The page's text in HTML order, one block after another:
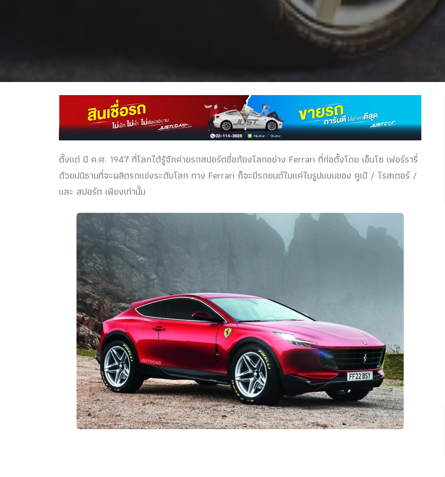
ตั้งแต่ ปี ค.ศ. 1947 ที่โลกได้รู้จักค่ายรถสปอร์ตชื่อก้องโลกอย่าง Ferrari ที่ก่อตั้งโดย เอ็นโซ เฟอร์รารี่
ด้วยปนิธานที่จะผลิตรถแข่งระดับโลก ทาง Ferrari ก็จะมีรถยนต์ในแค่ในรูปแบบของ คูเป้ / โรสเตอร์ /
และ สปอร์ต เพียงเท่านั้น